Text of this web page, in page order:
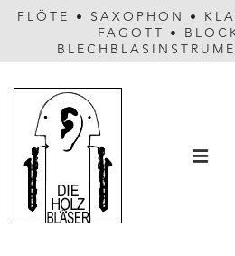
FLÖTE • SAXOPHON •
FAGOTT
•